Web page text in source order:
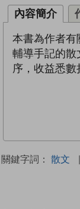
內容簡介
本書為作者有
輔導手記的散
序，收益悉數
關鍵字詞： 散文 |